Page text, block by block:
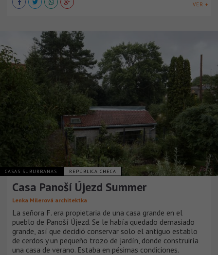
VER +
CASAS SUBURBANAS REPÚBLICA CHECA
Casa Panoší Újezd Summer
Lenka Milerová architektka
La señora F. era propietaria de una casa grande en el
pueblo de Panoší Újezd. Se le había quedado demasiado
grande, así que decidió conservar solo el antiguo establo
de cerdos y un pequeño trozo de jardín, donde construiría
una casa de verano. Estaba en pésimas condiciones.